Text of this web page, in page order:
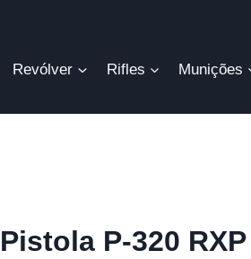
Revólver Rifles Munições
Pistola P-320